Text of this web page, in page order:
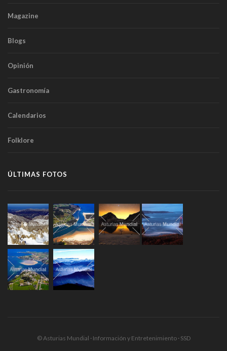
Magazine
Blogs
Opinión
Gastronomía
Calendarios
Folklore
ÚLTIMAS FOTOS
© Asturias Mundial · Información y Entretenimiento · SSD